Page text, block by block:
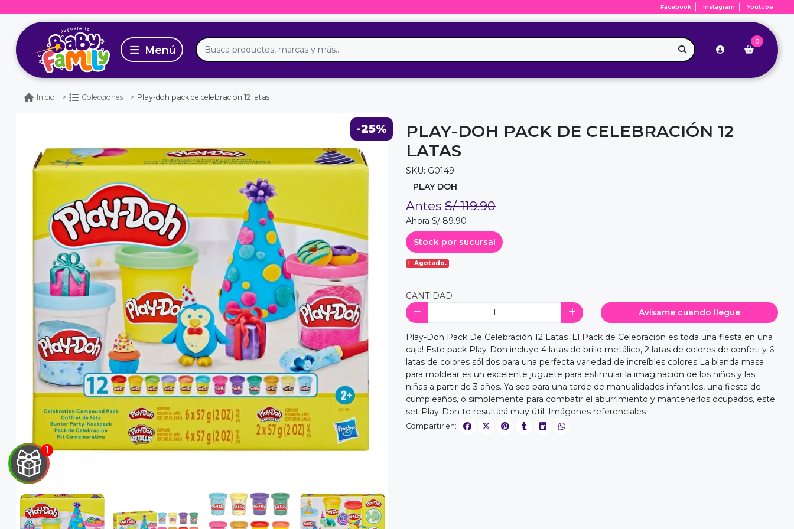
Facebook Instagram Youtube
0
Inicio Colecciones Play-doh pack de celebración 12 latas
-25%
PLAY-DOH PACK DE CELEBRACIÓN 12
LATAS
SKU: G0149
PLAY DOH
Antes S/ 119.90
Ahora S/ 89.90
Stock por sucursal
Agotado.
CANTIDAD
Avísame cuando llegue
Play-Doh Pack De Celebración 12 Latas ¡El Pack de Celebración es toda una fiesta en una
caja! Este pack Play-Doh incluye 4 latas de brillo metálico, 2 latas de colores de confeti y 6
latas de colores sólidos para una perfecta variedad de increíbles colores La blanda masa
para moldear es un excelente juguete para estimular la imaginación de los niños y las
niñas a partir de 3 años. Ya sea para una tarde de manualidades infantiles, una fiesta de
cumpleaños, o simplemente para combatir el aburrimiento y mantenerlos ocupados, este
set Play-Doh te resultará muy útil. Imágenes referenciales
Compartir en: